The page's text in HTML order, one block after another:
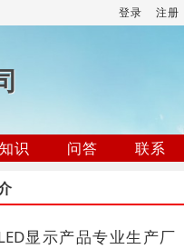
登录 注册
知识 问答
联系
显示产品专业生产厂